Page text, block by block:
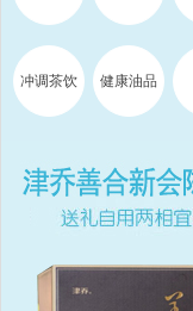
冲调茶饮 健康油品